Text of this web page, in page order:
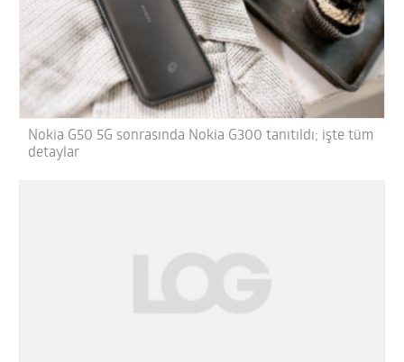
Nokia G50 5G sonrasında Nokia G300 tanıtıldı; işte tüm
detaylar